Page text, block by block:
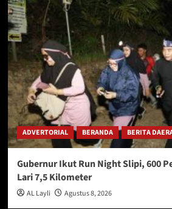
ADVERTORIAL BERANDA BERITA
Gubernur Ikut Run Night Slipi, 600
Lari 7,5 Kilometer
AL Layli Agustus 8, 2026